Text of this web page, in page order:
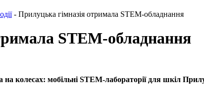
- Прилуцька гімназія отримала STEM-обладнання
STEM-обладнання
на колесах: мобільні STEM-лабораторії для шкіл